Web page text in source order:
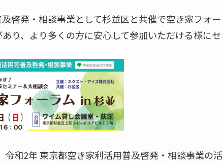
啓発・相談事業として杉並区と共催で空き家フォー
り、より多くの方に安心して参加いただける様にセ
和2年 東京都空き家利活用普及啓発・相談事業の活